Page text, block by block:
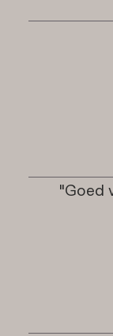
"Goed